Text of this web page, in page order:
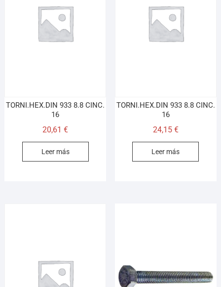
TORNI.HEX.DIN 933 8.8 CINC.
16
20,61€
Leer más
TORNI.HEX.DIN 933 8.8 CINC.
16
24,15 €
Leer más